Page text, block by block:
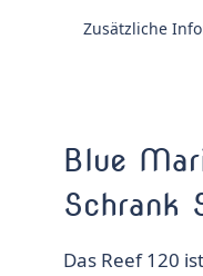
Zusätzliche
Blue
Schrank
Das Reef 120